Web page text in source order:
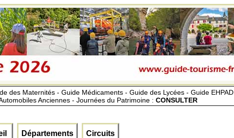
des Maternités - Guide Médicaments - Guide des Lycées - Guide EHPAD
Anciennes - Journées du Patrimoine : CONSULTER
Départements Circuits